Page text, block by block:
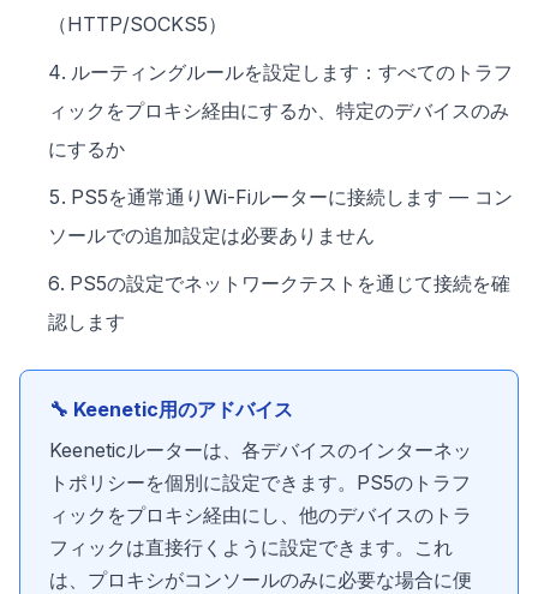
（HTTP/SOCKS5）
ルーティングルールを設定します：すべてのトラフ
ィックをプロキシ経由にするか、特定のデバイスのみ
にするか
PS5を通常通りWi-Fiルーターに接続します — コン
ソールでの追加設定は必要ありません
PS5の設定でネットワークテストを通じて接続を確
認します
🔧 Keenetic用のアドバイス
Keeneticルーターは、各デバイスのインターネッ
トポリシーを個別に設定できます。PS5のトラフ
ィックをプロキシ経由にし、他のデバイスのトラ
フィックは直接行くように設定できます。これ
は、プロキシがコンソールのみに必要な場合に便